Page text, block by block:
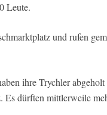
Leute.
und rufen
ihre Trychler
dürften mittlerweile